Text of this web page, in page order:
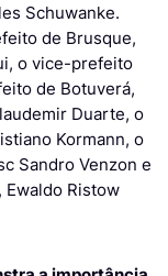
Schuwanke.
de Brusque,
o vice-prefeito
de Botuverá,
Duarte, o
Kormann, o
Sandro Venzon e
Ewaldo Ristow